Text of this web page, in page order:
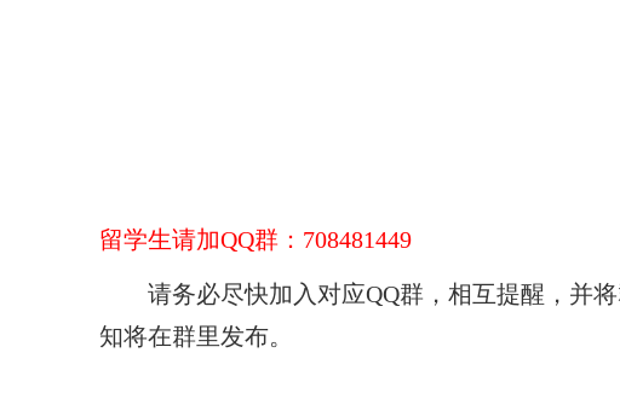
留学生请加QQ群： 708481449
请务必尽快加入对应QQ群，相互提醒，并
知将在群里发布。